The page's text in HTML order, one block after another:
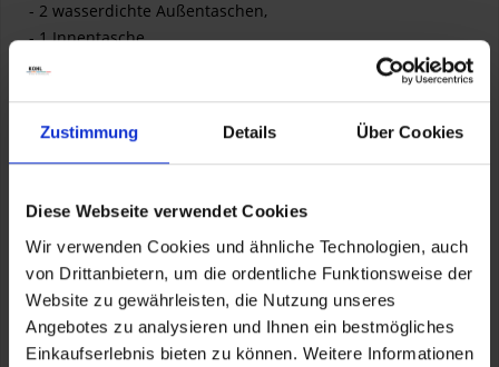
Zustimmung Details Über Cookies
Diese Webseite verwendet Cookies
Wir verwenden Cookies und ähnliche Technologien, auch
von Drittanbietern, um die ordentliche Funktionsweise der
Website zu gewährleisten, die Nutzung unseres
Angebotes zu analysieren und Ihnen ein bestmögliches
Einkaufserlebnis bieten zu können. Weitere Informationen
- 2 wasserdichte Außentaschen,
- 1 Innentasche,
- 2 kleine Tasche an den Oberarmen,
Hose:
- 2 Taschen an den Hüften,
Summertrack: die Highlights
- Material: CORDURA® 500, CORDURA® 2000
(Verstärkungen aus CORDURA® 2000 an Hüften, Knien,